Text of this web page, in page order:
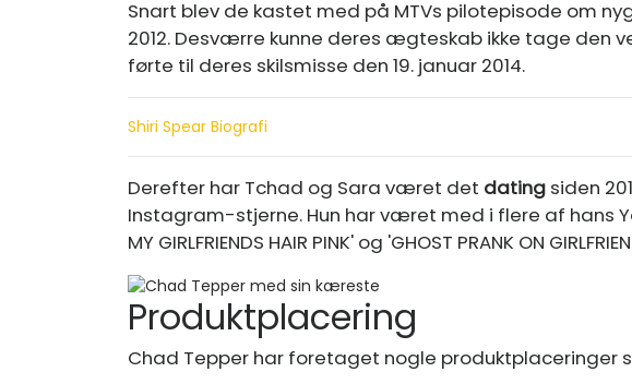
Snart blev de kastet med på MTVs pilotepisode om
2012. Desværre kunne deres ægteskab ikke tage den
førte til deres skilsmisse den 19. januar 2014.
Shiri Spear Biografi
Derefter har Tchad og Sara været det dating siden
Instagram-stjerne. Hun har været med i flere af hans
MY GIRLFRIENDS HAIR PINK' og 'GHOST PRANK ON
Produktplacering
Chad Tepper har foretaget nogle produktplaceringer